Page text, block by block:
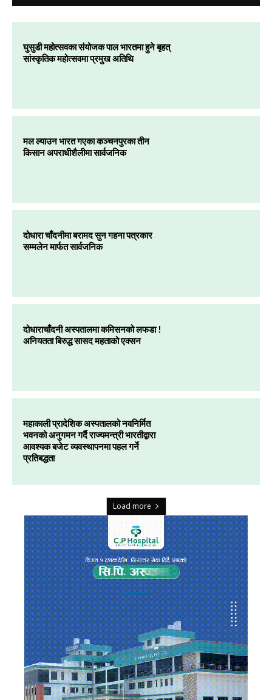
घुसुडी महोत्सवका संयोजक पाल भारतमा हुने बृहत्
सांस्कृतिक महोत्सवमा प्रमुख अतिथि
मल ल्याउन भारत गएका कञ्चनपुरका तीन
किसान अपराधीशैलीमा सार्वजनिक
दोधारा चाँदनीमा बरामद सुन गहना पत्रकार
सम्मलेन मार्फत सार्वजनिक
दोधाराचाँदनी अस्पतालमा कमिसनको लफडा !
अनियतता बिरुद्ध सासद महताको एक्सन
महाकाली प्रादेशिक अस्पतालको नवनिर्मित
भवनको अनुगमन गर्दै राज्यमन्त्री भारतीद्वारा
आवश्यक बजेट व्यवस्थापनमा पहल गर्ने
प्रतिबद्धता
Load more